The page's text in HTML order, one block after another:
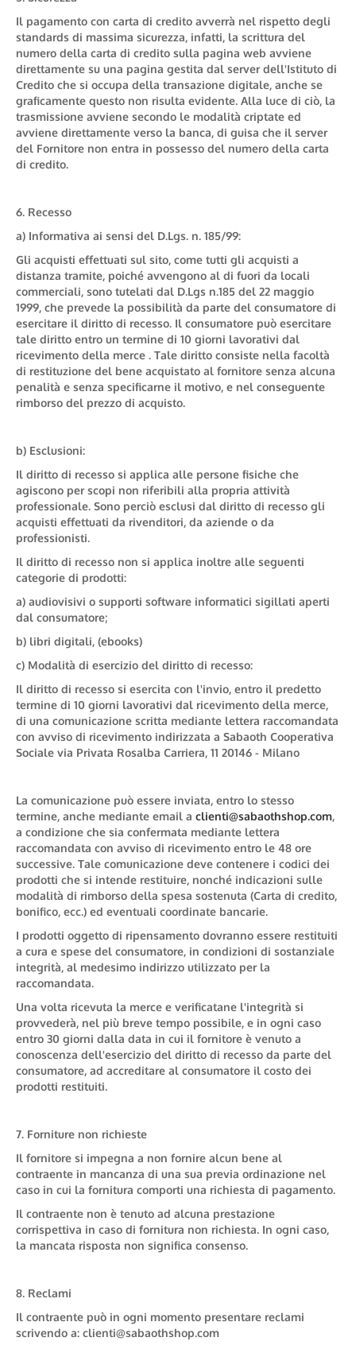
Il pagamento con carta di credito avverrà nel rispetto degli
standards di massima sicurezza, infatti, la scrittura del
numero della carta di credito sulla pagina web avviene
direttamente su una pagina gestita dal server dell'Istituto di
Credito che si occupa della transazione digitale, anche se
graficamente questo non risulta evidente. Alla luce di ciò, la
trasmissione avviene secondo le modalità criptate ed
avviene direttamente verso la banca, di guisa che il server
del Fornitore non entra in possesso del numero della carta
di credito.
6. Recesso
a) Informativa ai sensi del D.Lgs. n. 185/99:
Gli acquisti effettuati sul sito, come tutti gli acquisti a
distanza tramite, poiché avvengono al di fuori da locali
commerciali, sono tutelati dal D.Lgs n.185 del 22 maggio
1999, che prevede la possibilità da parte del consumatore di
esercitare il diritto di recesso. Il consumatore può esercitare
tale diritto entro un termine di 10 giorni lavorativi dal
ricevimento della merce . Tale diritto consiste nella facoltà
di restituzione del bene acquistato al fornitore senza alcuna
penalità e senza specificarne il motivo, e nel conseguente
rimborso del prezzo di acquisto.
b) Esclusioni:
Il diritto di recesso si applica alle persone fisiche che
agiscono per scopi non riferibili alla propria attività
professionale. Sono perciò esclusi dal diritto di recesso gli
acquisti effettuati da rivenditori, da aziende o da
professionisti.
Il diritto di recesso non si applica inoltre alle seguenti
categorie di prodotti:
a) audiovisivi o supporti software informatici sigillati aperti
dal consumatore;
b) libri digitali, (ebooks)
c) Modalità di esercizio del diritto di recesso:
Il diritto di recesso si esercita con l'invio, entro il predetto
termine di 10 giorni lavorativi dal ricevimento della merce,
di una comunicazione scritta mediante lettera raccomandata
con avviso di ricevimento indirizzata a Sabaoth Cooperativa
Sociale via Privata Rosalba Carriera, 11 20146 - Milano
La comunicazione può essere inviata, entro lo stesso
termine, anche mediante email a clienti@sabaothshop.com,
a condizione che sia confermata mediante lettera
raccomandata con avviso di ricevimento entro le 48 ore
successive. Tale comunicazione deve contenere i codici dei
prodotti che si intende restituire, nonché indicazioni sulle
modalità di rimborso della spesa sostenuta (Carta di credito,
bonifico, ecc.) ed eventuali coordinate bancarie.
I prodotti oggetto di ripensamento dovranno essere restituiti
a cura e spese del consumatore, in condizioni di sostanziale
integrità, al medesimo indirizzo utilizzato per la
raccomandata.
Una volta ricevuta la merce e verificatane l'integrità si
provvederà, nel più breve tempo possibile, e in ogni caso
entro 30 giorni dalla data in cui il fornitore è venuto a
conoscenza dell'esercizio del diritto di recesso da parte del
consumatore, ad accreditare al consumatore il costo dei
prodotti restituiti.
7. Forniture non richieste
Il fornitore si impegna a non fornire alcun bene al
contraente in mancanza di una sua previa ordinazione nel
caso in cui la fornitura comporti una richiesta di pagamento.
Il contraente non è tenuto ad alcuna prestazione
corrispettiva in caso di fornitura non richiesta. In ogni caso,
la mancata risposta non significa consenso.
8. Reclami
Il contraente può in ogni momento presentare reclami
scrivendo a: clienti@sabaothshop.com